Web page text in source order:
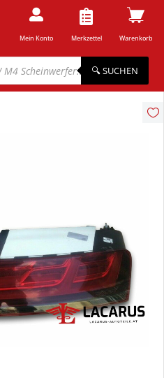

Mein Konto

Merkzettel Warenkorb
🔍︎ SUCHEN